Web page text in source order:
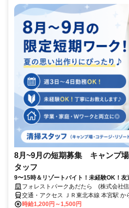
8月~9月の短期募集 キャンプ
タッフ
9〜15時＆リゾートバイト！未経験OK！友
フォレストパークあだたら (株式会社
交通・アクセス ＪＲ東北本線 本宮駅 か
時給1,200円～1,500円